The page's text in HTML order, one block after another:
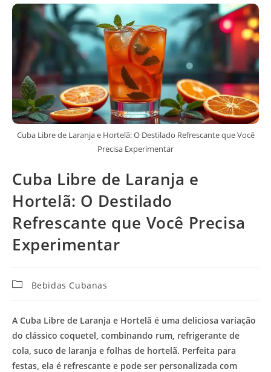
Cuba Libre de Laranja e Hortelã: O Destilado Refrescante que Você
Precisa Experimentar
Cuba Libre de Laranja e
Hortelã: O Destilado
Refrescante que Você Precisa
Experimentar
CategoriaBebidas Cubanas
A Cuba Libre de Laranja e Hortelã é uma deliciosa variação
do clássico coquetel, combinando rum, refrigerante de
cola, suco de laranja e folhas de hortelã. Perfeita para
festas, ela é refrescante e pode ser personalizada com